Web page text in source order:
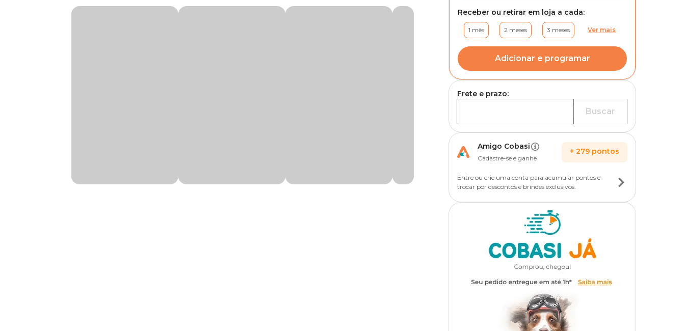
Receber ou retirar em loja a cada:
1 mês 2 meses 3 meses Ver mais
Adicionar e programar
Frete e prazo:
Buscar
Amigo Cobasi
Cadastre-se e ganhe
+ 279 pontos
Entre ou crie uma conta para acumular pontos e
trocar por descontos e brindes exclusivos.